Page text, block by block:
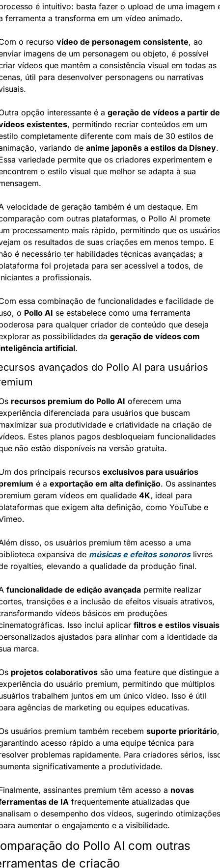
é intuitivo: basta fazer o upload de uma imagem
ferramenta a transforma em um vídeo animado.
o recurso vídeo de personagem consistente, ao
imagens de um personagem ou objeto, é possível
vídeos que mantêm a consistência visual em todas as
útil para desenvolver personagens ou narrativas
opção interessante é a geração de vídeos a partir de
existentes, permitindo recriar conteúdos em um
completamente diferente com mais de 30 estilos de
variando de anime japonês a estilos da Disney.
variedade permite que os criadores experimentem e
o estilo visual que melhor se adapta à sua
velocidade de geração também é um destaque. Em
com outras plataformas, o Pollo AI promete
processamento mais rápido, permitindo que os
os resultados de suas criações em menos tempo. E
é necessário ter habilidades técnicas avançadas; a
foi projetada para ser acessível a todos, de
a profissionais.
essa combinação de funcionalidades e facilidade de
o Pollo AI se estabelece como uma ferramenta
para qualquer criador de conteúdo que deseja
as possibilidades da geração de vídeos com
artificial.
avançados do Pollo AI para usuários
recursos premium do Pollo AI oferecem uma
diferenciada para usuários que buscam
sua produtividade e criatividade na criação de
Estes planos pagos desbloqueiam funcionalidades
não estão disponíveis na versão gratuita.
dos principais recursos exclusivos para usuários
é a exportação em alta definição. Os assinantes
geram vídeos em qualidade 4K, ideal para
que exigem alta definição, como YouTube e
disso, os usuários premium têm acesso a uma
expansiva de músicas e efeitos sonoros livres
royalties, elevando a qualidade da produção final.
funcionalidade de edição avançada permite realizar
transições e a inclusão de efeitos visuais atrativos,
vídeos básicos em produções
Isso inclui aplicar filtros e estilos visuais
ajustados para alinhar com a identidade da
marca.
projetos colaborativos são uma feature que distingue a
do usuário premium, permitindo que múltiplos
trabalhem juntos em um único vídeo. Isso é útil
agências de marketing ou equipes educativas.
usuários premium também recebem suporte prioritário,
acesso rápido a uma equipe técnica para
problemas rapidamente. Para criadores sérios,
significativamente a produtividade.
assinantes premium têm acesso a novas
de IA frequentemente atualizadas que
o desempenho dos vídeos, sugerindo otimizações
aumentar o engajamento e a visibilidade.
do Pollo AI com outras
de criação